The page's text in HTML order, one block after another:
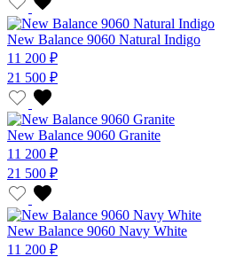
New Balance 9060 Natural Indigo
11 200 ₽
21 500 ₽
New Balance 9060 Granite
11 200 ₽
21 500 ₽
New Balance 9060 Navy White
11 200 ₽